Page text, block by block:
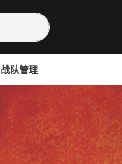
战队管理